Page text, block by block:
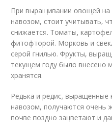
При выращивании овощей
навозом, стоит учитывать,
снижается. Томаты,
фитофторой. Морковь и
серой гнилью. Фрукты,
текущем году было внесено
хранятся.
Редька и редис, выращенные
навозом, получаются очень
почве поздно зацветают и